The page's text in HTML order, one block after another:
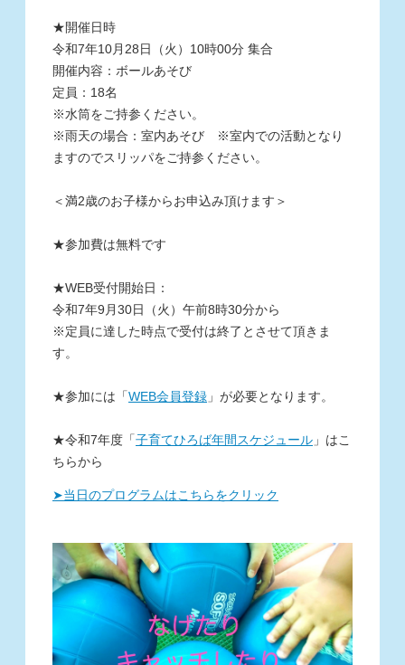
★開催日時
令和7年10月28日（火）10時00分 集合
開催内容：ボールあそび
定員：18名
※水筒をご持参ください。
※雨天の場合：室内あそび ※室内での活動となり
ますのでスリッパをご持参ください。
＜満2歳のお子様からお申込み頂けます＞
★参加費は無料です
★WEB受付開始日：
令和7年9月30日（火）午前8時30分から
※定員に達した時点で受付は終了とさせて頂きま
す。
★参加には「WEB会員登録 」が必要となります。
★令和7年度「子育てひろば年間スケジュール 」 はこ
ちらから
➤当日のプログラムはこちらをクリック